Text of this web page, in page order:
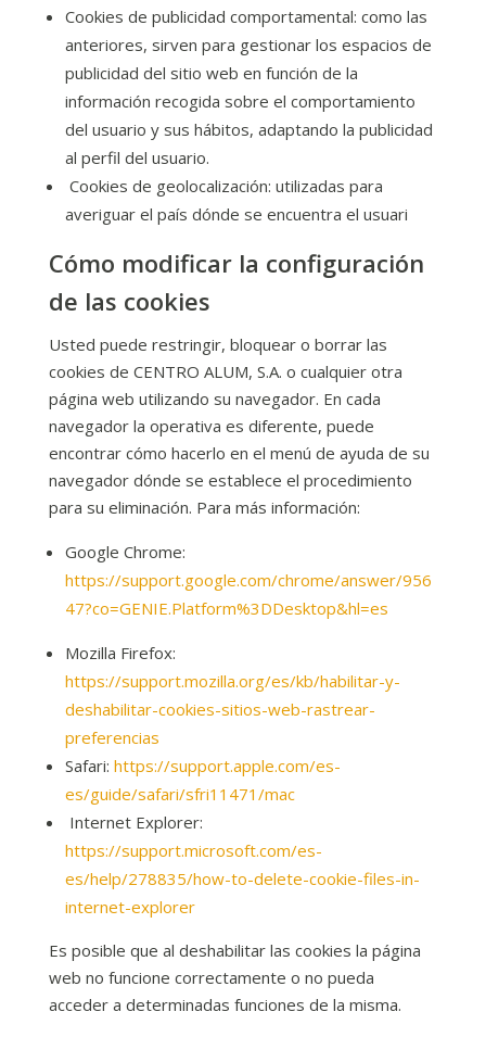
Cookies de publicidad comportamental: como las
anteriores, sirven para gestionar los espacios de
publicidad del sitio web en función de la
información recogida sobre el comportamiento
del usuario y sus hábitos, adaptando la publicidad
al perfil del usuario.
Cookies de geolocalización: utilizadas para
averiguar el país dónde se encuentra el usuari
Cómo modificar la configuración
de las cookies
Usted puede restringir, bloquear o borrar las
cookies de CENTRO ALUM, S.A. o cualquier otra
página web utilizando su navegador. En cada
navegador la operativa es diferente, puede
encontrar cómo hacerlo en el menú de ayuda de su
navegador dónde se establece el procedimiento
para su eliminación. Para más información:
Google Chrome:
https://support.google.com/chrome/answer/956
47?co=GENIE.Platform%3DDesktop&hl=es
Mozilla Firefox:
https://support.mozilla.org/es/kb/habilitar-y-
deshabilitar-cookies-sitios-web-rastrear-
preferencias
Safari: https://support.apple.com/es-
es/guide/safari/sfri11471/mac
Internet Explorer:
https://support.microsoft.com/es-
es/help/278835/how-to-delete-cookie-files-in-
internet-explorer
Es posible que al deshabilitar las cookies la página
web no funcione correctamente o no pueda
acceder a determinadas funciones de la misma.